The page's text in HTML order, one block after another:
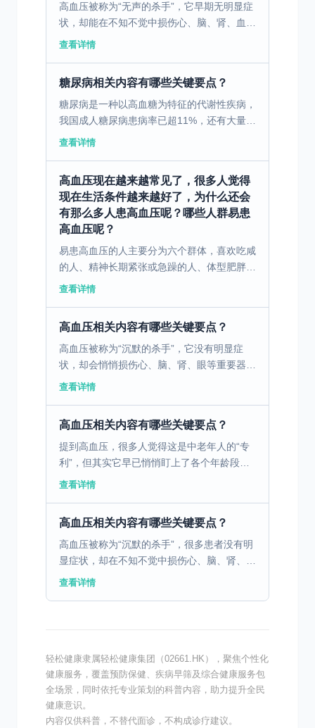
高血压被称为“无声的杀手”，它早期无明显症
状，却能在不知不觉中损伤心、脑、肾、血管
等关键器官，引发心梗、中风、肾衰竭等严重
查看详情
糖尿病相关内容有哪些关键要点？
糖尿病是一种以高血糖为特征的代谢性疾病，
我国成人糖尿病患病率已超11%，还有大量处
于糖尿病前期的人群，它正悄然成为威胁国民
查看详情
高血压现在越来越常见了，很多人觉得
现在生活条件越来越好了，为什么还会
有那么多人患高血压呢？哪些人群易患
高血压呢？
易患高血压的人主要分为六个群体，喜欢吃咸
的人、精神长期紧张或急躁的人、体型肥胖的
人、本身有高血压遗传因素的人、饮酒多的
查看详情
高血压相关内容有哪些关键要点？
高血压被称为“沉默的杀手”，它没有明显症
状，却会悄悄损伤心、脑、肾、眼等重要器
官，引发脑卒中、心肌梗死、肾衰竭等严重并
查看详情
高血压相关内容有哪些关键要点？
提到高血压，很多人觉得这是中老年人的“专
利”，但其实它早已悄悄盯上了各个年龄段的
人，作为心内科最常见的慢性病之一，高血压
查看详情
高血压相关内容有哪些关键要点？
高血压被称为“沉默的杀手”，很多患者没有明
显症状，却在不知不觉中损伤心、脑、肾、眼
等重要器官。作为最常见的慢性病之一，我国
查看详情
轻松健康隶属轻松健康集团（02661.HK），聚焦个性化
健康服务，覆盖预防保健、疾病早筛及综合健康服务包
全场景，同时依托专业策划的科普内容，助力提升全民
健康意识。
内容仅供科普，不替代面诊，不构成诊疗建议。